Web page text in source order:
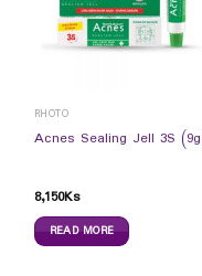
RHOTO
Acnes Sealing Jell 3S
8,150Ks
READ MORE